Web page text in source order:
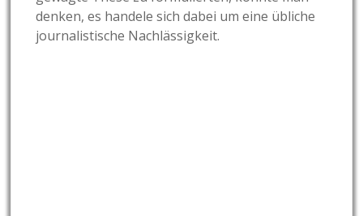
denken, es handele sich dabei um eine übliche
journalistische Nachlässigkeit.